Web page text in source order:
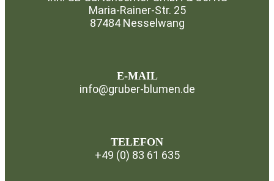
Maria-Rainer-Str. 25
87484 Nesselwang
E-MAIL
info@gruber-blumen.de
TELEFON
+49 (0) 83 61 635